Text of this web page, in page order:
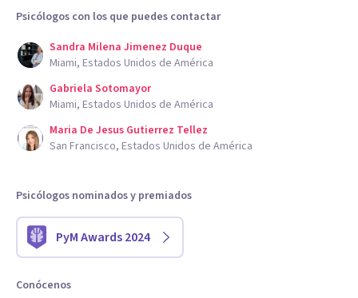
Psicólogos con los que puedes contactar
Sandra Milena Jimenez Duque
Miami, Estados Unidos de América
Gabriela Sotomayor
Miami, Estados Unidos de América
Maria De Jesus Gutierrez Tellez
San Francisco, Estados Unidos de América
Psicólogos nominados y premiados
PyM Awards 2024
Conócenos